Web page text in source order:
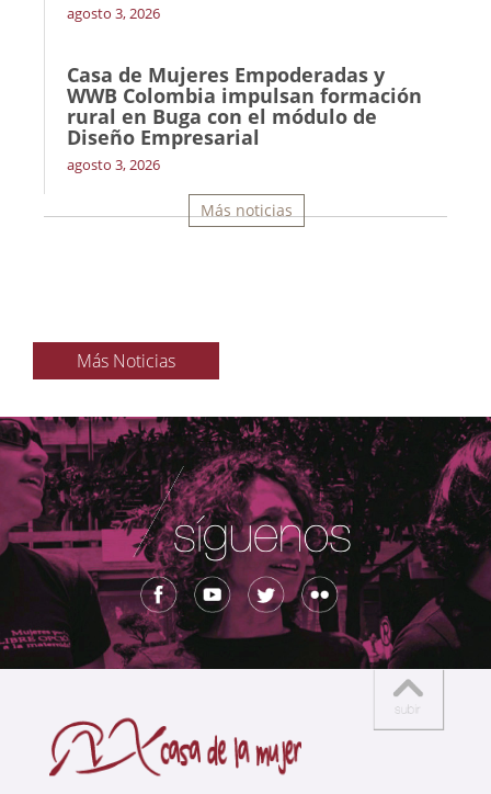
agosto 3, 2026
Casa de Mujeres Empoderadas y
WWB Colombia impulsan formación
rural en Buga con el módulo de
Diseño Empresarial
agosto 3, 2026
Más noticias
Más Noticias